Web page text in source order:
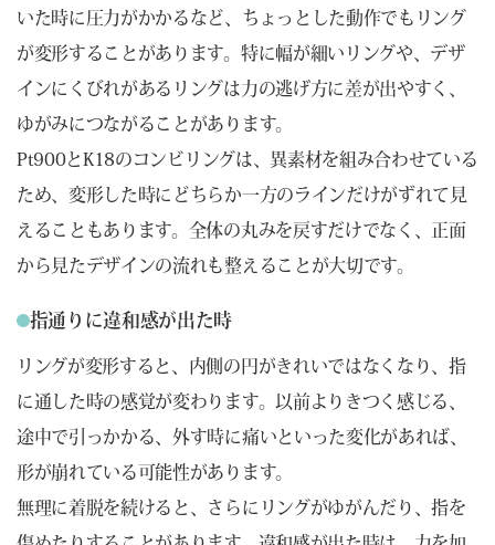
いた時に圧力がかかるなど、ちょっとした動作でもリング
が変形することがあります。特に幅が細いリングや、デザ
インにくびれがあるリングは力の逃げ方に差が出やすく、
ゆがみにつながることがあります。
Pt900とK18のコンビリングは、異素材を組み合わせている
ため、変形した時にどちらか一方のラインだけがずれて見
えることもあります。全体の丸みを戻すだけでなく、正面
から見たデザインの流れも整えることが大切です。
指通りに違和感が出た時
リングが変形すると、内側の円がきれいではなくなり、指
に通した時の感覚が変わります。以前よりきつく感じる、
途中で引っかかる、外す時に痛いといった変化があれば、
形が崩れている可能性があります。
無理に着脱を続けると、さらにリングがゆがんだり、指を